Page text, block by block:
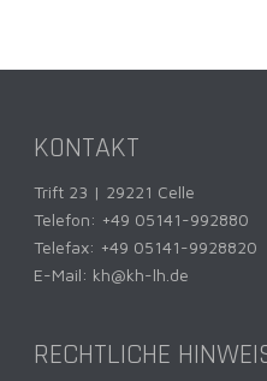
KONTAKT
Trift 23 | 29221 Celle
Telefon: +49 05141-992880
Telefax: +49 05141-9928820
E-Mail: kh@kh-lh.de
RECHTLICHE